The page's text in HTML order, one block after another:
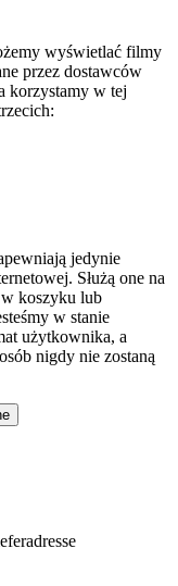
wyświetlać filmy
przez dostawców
korzystamy w tej
jedynie
Służą one na
koszyku lub
w stanie
użytkownika, a
nigdy nie zostaną